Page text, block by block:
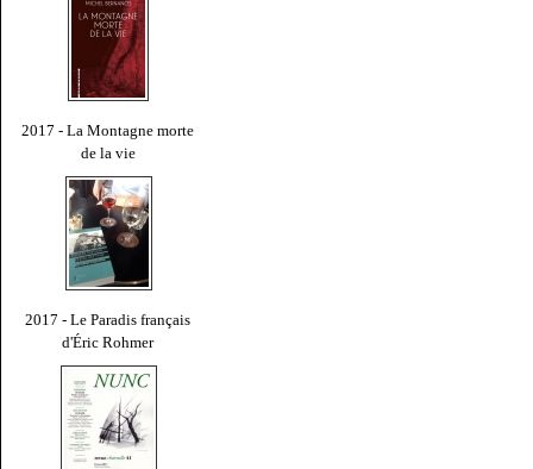
2017 - La Montagne morte
de la vie
2017 - Le Paradis français
d'Éric Rohmer